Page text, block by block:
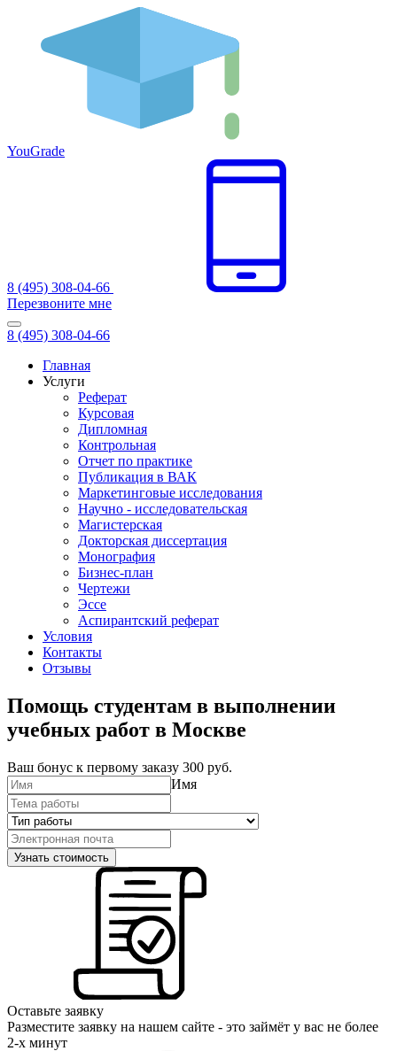
YouGrade
8 (495) 308-04-66
Перезвоните мне
8 (495) 308-04-66
Главная
Услуги
Реферат
Курсовая
Дипломная
Контрольная
Отчет по практике
Публикация в ВАК
Маркетинговые исследования
Научно - исследовательская
Магистерская
Докторская диссертация
Монография
Бизнес-план
Чертежи
Эссе
Аспирантский реферат
Условия
Контакты
Отзывы
Помощь студентам в выполнении
учебных работ в Москве
Ваш бонус к первому заказу 300 руб.
Имя
Оставьте заявку
Разместите заявку на нашем сайте - это займёт у вас не более
2-х минут